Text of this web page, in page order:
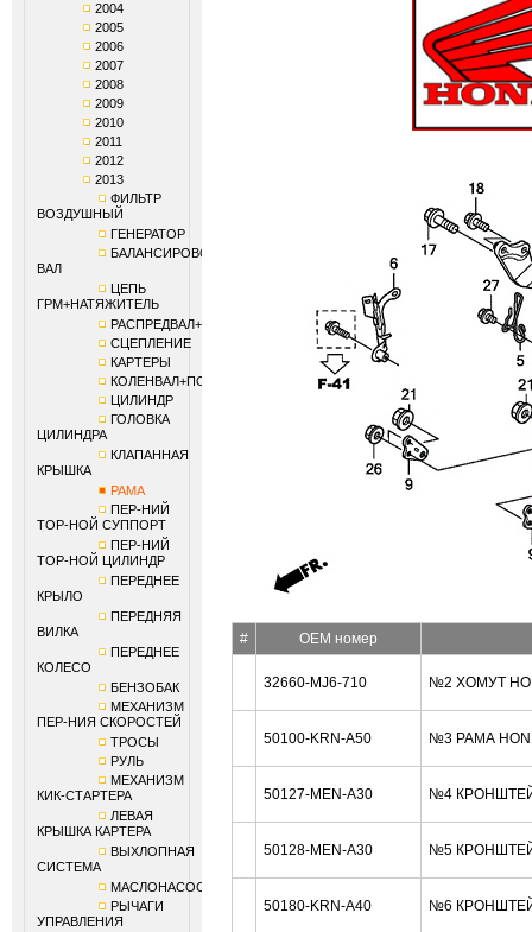
2004
2005
2006
2007
2008
2009
2010
2011
2012
2013
ФИЛЬТР
ВОЗДУШНЫЙ
ГЕНЕРАТОР
БАЛАНСИРОВОЧНЫЙ
ВАЛ
ЦЕПЬ
ГРМ+НАТЯЖИТЕЛЬ
РАСПРЕДВАЛ+КЛАПАНЫ
СЦЕПЛЕНИЕ
КАРТЕРЫ
КОЛЕНВАЛ+ПОРШЕНЬ
ЦИЛИНДР
ГОЛОВКА
ЦИЛИНДРА
КЛАПАННАЯ
КРЫШКА
РАМА
ПЕР-НИЙ
ТОР-НОЙ СУППОРТ
ПЕР-НИЙ
ТОР-НОЙ ЦИЛИНДР
ПЕРЕДНЕЕ
КРЫЛО
ПЕРЕДНЯЯ
ВИЛКА
ПЕРЕДНЕЕ
КОЛЕСО
БЕНЗОБАК
МЕХАНИЗМ
ПЕР-НИЯ СКОРОСТЕЙ
ТРОСЫ
РУЛЬ
МЕХАНИЗМ
КИК-СТАРТЕРА
ЛЕВАЯ
КРЫШКА КАРТЕРА
ВЫХЛОПНАЯ
СИСТЕМА
МАСЛОНАСОС
РЫЧАГИ
УПРАВЛЕНИЯ
# OEM номер
32660-MJ6-710 №2 ХОМУТ
50100-KRN-A50 №3 РАМА
50127-MEN-A30 №4
50128-MEN-A30 №5
50180-KRN-A40 №6